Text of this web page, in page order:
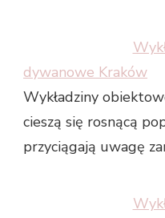
dywanowe Kraków
Wykładziny
cieszą się rosnącą
przyciągają uwagę